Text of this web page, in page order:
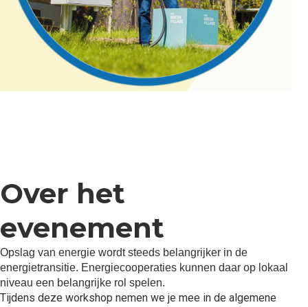
Over het
evenement
Opslag van energie wordt steeds belangrijker in de
energietransitie. Energiecooperaties kunnen daar op lokaal
niveau een belangrijke rol spelen.
Tijdens deze workshop nemen we je mee in de algemene